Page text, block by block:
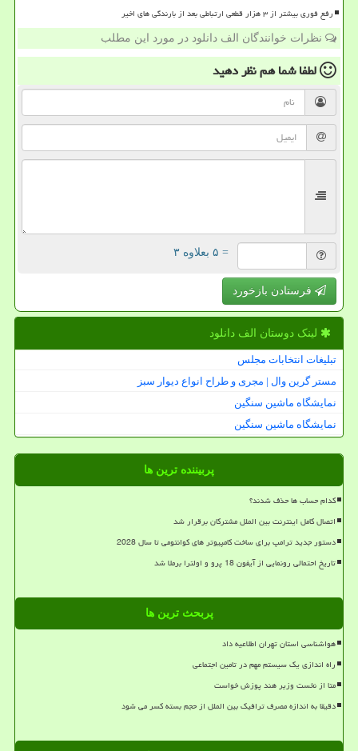
رفع فوری بیشتر از ۳ هزار قطعی ارتباطی بعد از بارندگی های اخیر
نظرات خوانندگان الف دانلود در مورد این مطلب
لطفا شما همنظر دهید
= ۵ بعلاوه ۳
فرستادن بازخورد
لینک دوستان الف دانلود
تبلیغات انتخابات مجلس
مستر گرین وال | مجری و طراح انواع دیوار سبز
نمایشگاه ماشین سنگین
نمایشگاه ماشین سنگین
پربیننده ترین ها
کدام حساب ها حذف شدند؟
اتصال کامل اینترنت بین الملل مشترکان برقرار شد
دستور جدید ترامپ برای ساخت کامپیوتر های کوانتومی تا سال 2028
تاریخ احتمالی رونمایی از آیفون 18 پرو و اولترا برملا شد
پربحث ترین ها
هواشناسی استان تهران اطلاعیه داد
راه اندازی یک سیستم مهم در تامین اجتماعی
متا از نخست وزیر هند پوزش خواست
دقیقا به اندازه مصرف ترافیک بین الملل از حجم بسته کسر می شود